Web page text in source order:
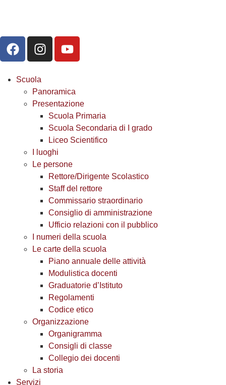
Scuola
Panoramica
Presentazione
Scuola Primaria
Scuola Secondaria di I grado
Liceo Scientifico
I luoghi
Le persone
Rettore/Dirigente Scolastico
Staff del rettore
Commissario straordinario
Consiglio di amministrazione
Ufficio relazioni con il pubblico
I numeri della scuola
Le carte della scuola
Piano annuale delle attività
Modulistica docenti
Graduatorie d’Istituto
Regolamenti
Codice etico
Organizzazione
Organigramma
Consigli di classe
Collegio dei docenti
La storia
Servizi